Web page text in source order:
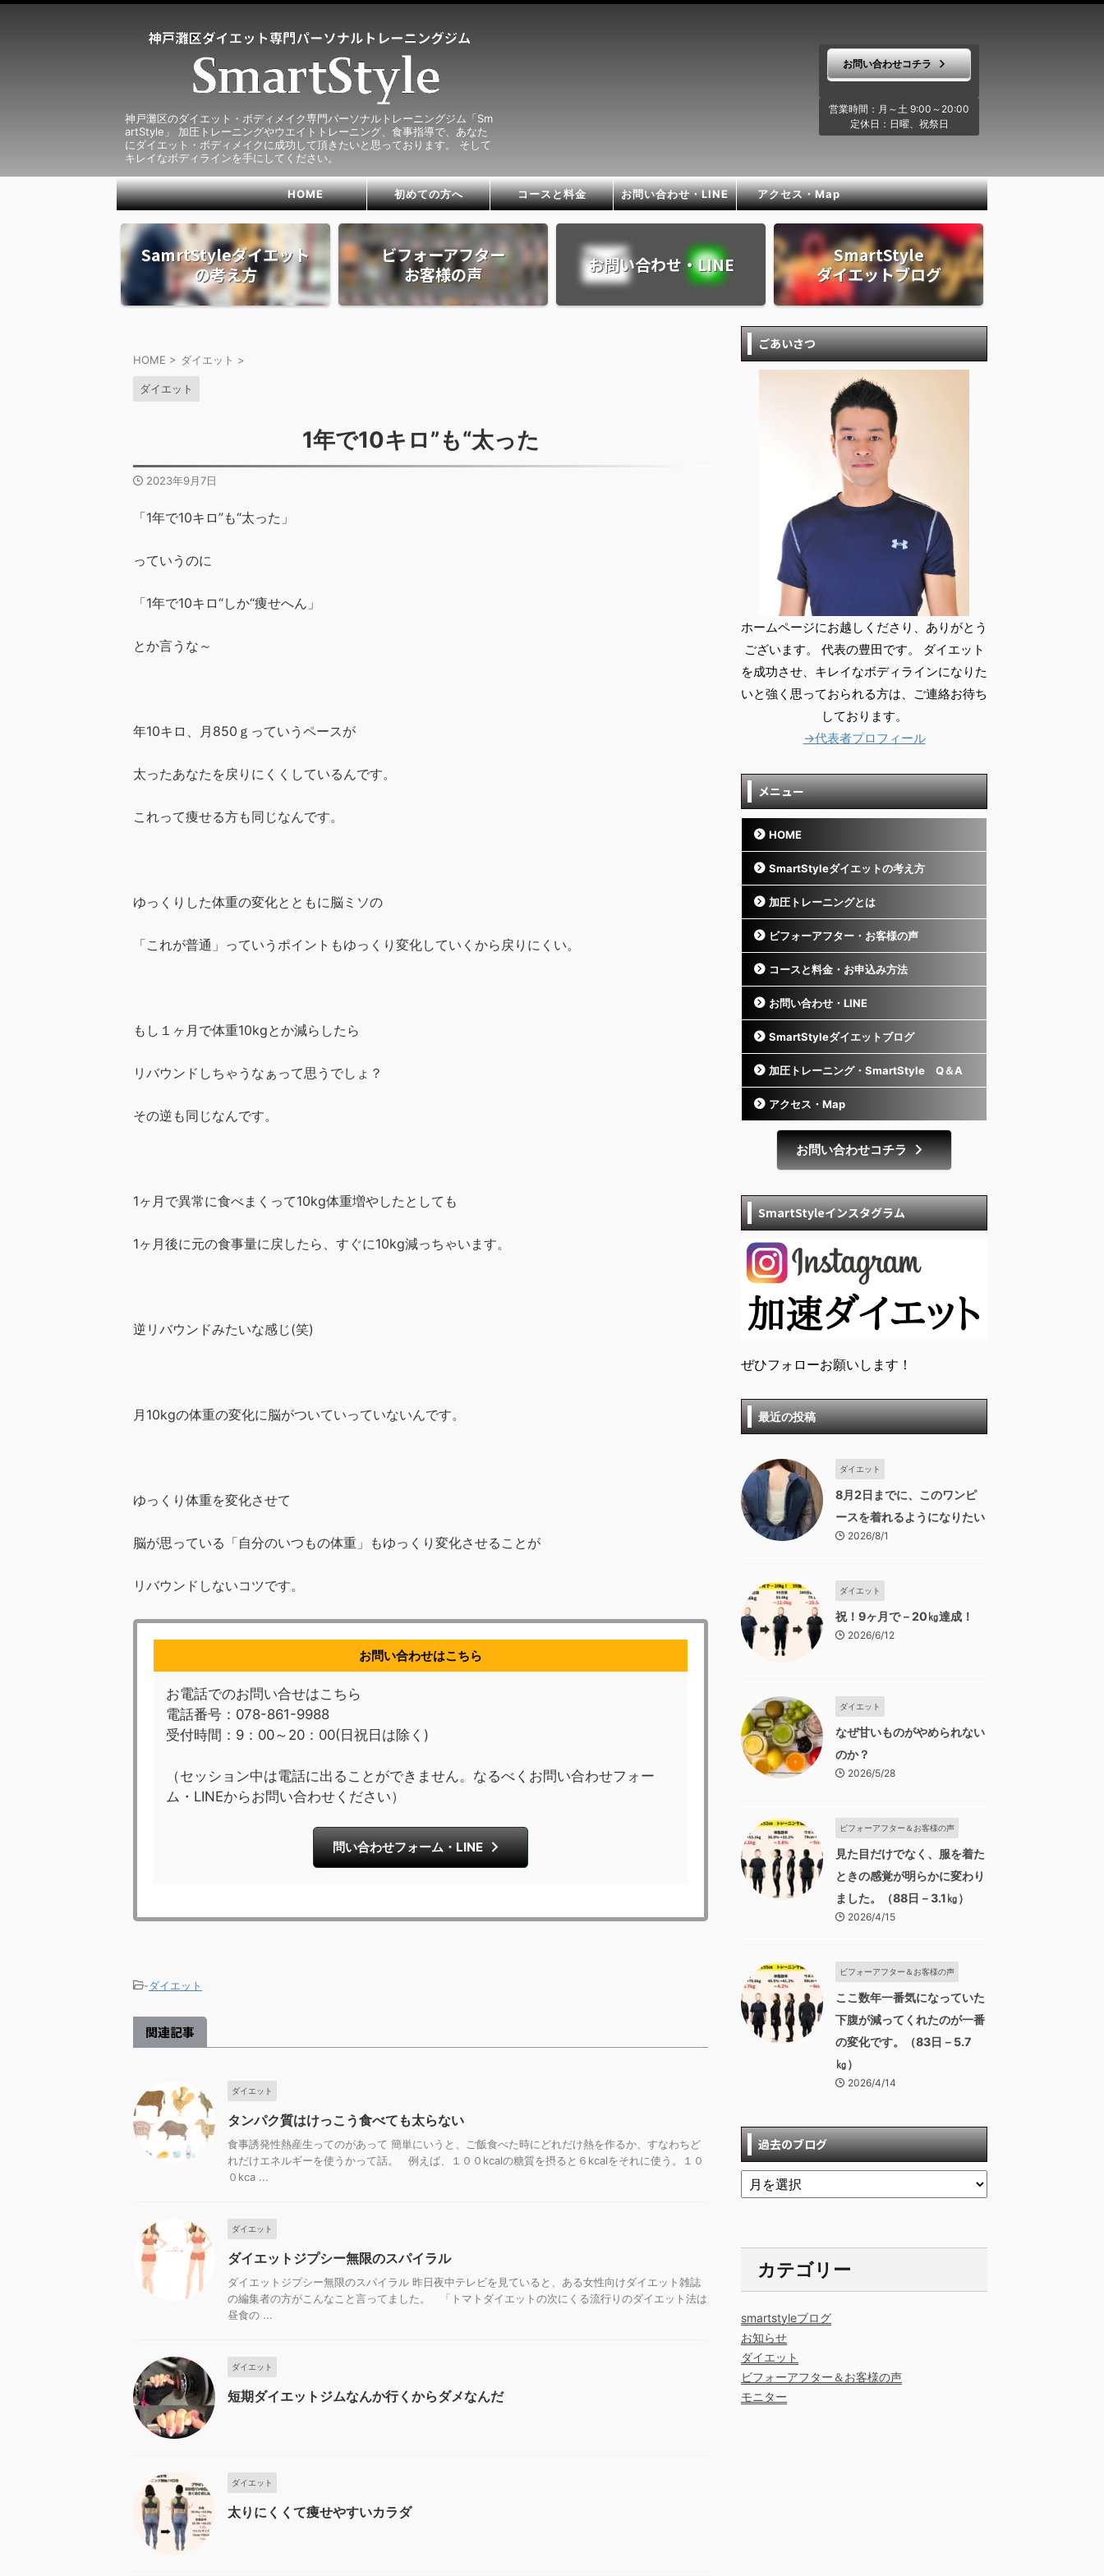
神戸灘区のダイエット・ボディメイク専門パーソナルトレーニングジム「Sm
artStyle」 加圧トレーニングやウエイトトレーニング、食事指導で、あなた
にダイエット・ボディメイクに成功して頂きたいと思っております。 そして
キレイなボディラインを手にしてください。
お問い合わせコチラ
営業時間：月～土 9:00～20:00
定休日：日曜、祝祭日
HOME 初めての方へ コースと料金 お問い合わせ・LINE アクセス・Map
SamrtStyleダイエット
の考え方
ビフォーアフター
お客様の声
お問い合わせ・LINE
SmartStyle
ダイエットブログ
HOME > ダイエット >
ダイエット
1年で10キロ”も“太った
2023年9月7日
「1年で10キロ”も“太った」
っていうのに
「1年で10キロ“しか“痩せへん」
とか言うな～
年10キロ、 月850ｇっていうペースが
太ったあなたを戻りにくくしているんです。
これって痩せる方も同じなんです。
ゆっくりした体重の変化とともに脳ミソの
「これが普通」っていうポイントもゆっくり変化していくから 戻りにくい。
もし１ヶ月で体重10kgとか減らしたら
リバウンドしちゃうなぁって思うでしょ？
その逆も同じなんです。
1ヶ月で異常に食べまくって10kg体重増やしたとしても
1ヶ月後に元の食事量に戻したら、すぐに10kg減っちゃいます。
逆リバウンドみたいな感じ(笑)
月10kgの体重の変化に 脳がついていっていないんです。
ゆっくり体重を変化させて
脳が思っている 「自分のいつもの体重」 もゆっくり変化させることが
リバウンドしないコツです。
お問い合わせはこちら
お電話でのお問い合せはこちら
電話番号：078-861-9988
受付時間：9：00～20：00(日祝日は除く)
（セッション中は電話に出ることができません。なるべくお問い合わせフォー
ム・LINEからお問い合わせください）
問い合わせフォーム・LINE
-ダイエット
関連記事
ダイエット
タンパク質はけっこう食べても太らない
食事誘発性熱産生ってのがあって 簡単にいうと、ご飯食べた時にどれだけ熱を作るか、すなわちど
れだけエネルギーを使うかって話。 例えば、１００kcalの糖質を摂ると６kcalをそれに使う。１０
０kca ...
ダイエット
ダイエットジプシー無限のスパイラル
ダイエットジプシー無限のスパイラル 昨日夜中テレビを見ていると、ある女性向けダイエット雑誌
の編集者の方がこんなこと言ってました。 「トマトダイエットの次にくる流行りのダイエット法は
昼食の ...
ダイエット
短期ダイエットジムなんか行くからダメなんだ
ダイエット
太りにくくて痩せやすいカラダ
ごあいさつ
ホームページにお越しくださり、ありがとう
ございます。 代表の豊田です。 ダイエット
を成功させ、キレイなボディラインになりた
いと強く思っておられる方は、ご連絡お待ち
しております。
→代表者プロフィール
メニュー
HOME
SmartStyleダイエットの考え方
加圧トレーニングとは
ビフォーアフター・お客様の声
コースと料金・お申込み方法
お問い合わせ・LINE
SmartStyleダイエットブログ
加圧トレーニング・SmartStyle Q＆A
アクセス・Map
お問い合わせコチラ
SmartStyleインスタグラム
ぜひフォローお願いします！
最近の投稿
ダイエット
8月2日までに、このワンピ
ースを着れるようになりたい
2026/8/1
ダイエット
祝！9ヶ月で－20㎏達成！
2026/6/12
ダイエット
なぜ甘いものがやめられない
のか？
2026/5/28
ビフォーアフター＆お客様の声
見た目だけでなく、服を着た
ときの感覚が明らかに変わり
ました。（88日－3.1㎏）
2026/4/15
ビフォーアフター＆お客様の声
ここ数年一番気になっていた
下腹が減ってくれたのが一番
の変化です。（83日－5.7
㎏）
2026/4/14
過去のブログ
カテゴリー
smartstyleブログ
お知らせ
ダイエット
ビフォーアフター＆お客様の声
モニター